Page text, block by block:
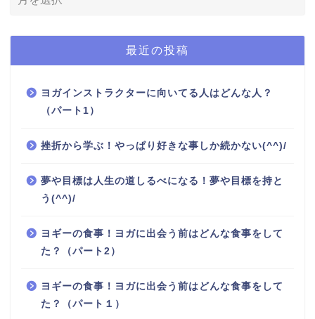
最近の投稿
ヨガインストラクターに向いてる人はどんな人？
（パート1）
挫折から学ぶ！やっぱり好きな事しか続かない(^^)/
夢や目標は人生の道しるべになる！夢や目標を持と
う(^^)/
ヨギーの食事！ヨガに出会う前はどんな食事をして
た？（パート2）
ヨギーの食事！ヨガに出会う前はどんな食事をして
た？（パート１）